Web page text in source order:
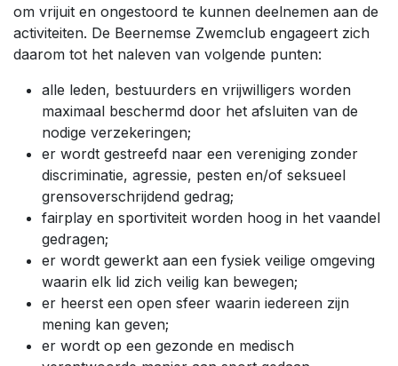
om vrijuit en ongestoord te kunnen deelnemen aan de
activiteiten. De Beernemse Zwemclub engageert zich
daarom tot het naleven van volgende punten:
alle leden, bestuurders en vrijwilligers worden
maximaal beschermd door het afsluiten van de
nodige verzekeringen;
er wordt gestreefd naar een vereniging zonder
discriminatie, agressie, pesten en/of seksueel
grensoverschrijdend gedrag;
fairplay en sportiviteit worden hoog in het vaandel
gedragen;
er wordt gewerkt aan een fysiek veilige omgeving
waarin elk lid zich veilig kan bewegen;
er heerst een open sfeer waarin iedereen zijn
mening kan geven;
er wordt op een gezonde en medisch